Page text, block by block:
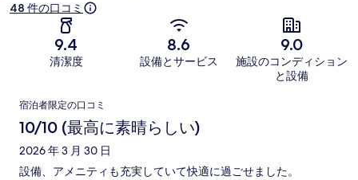
48 件の口コミ
9.4
清潔度
8.6
設備とサービス
9.0
施設のコンディション
と設備
口
コ
ミ
宿泊者限定の口コミ
10/10 (最高に素晴らしい)
2026 年 3 月 30 日
設備、アメニティも充実していて快適に過ごせました。